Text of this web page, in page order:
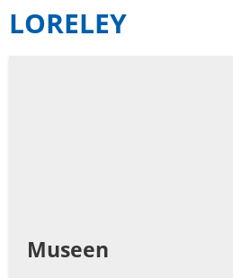
LORELEY
Museen